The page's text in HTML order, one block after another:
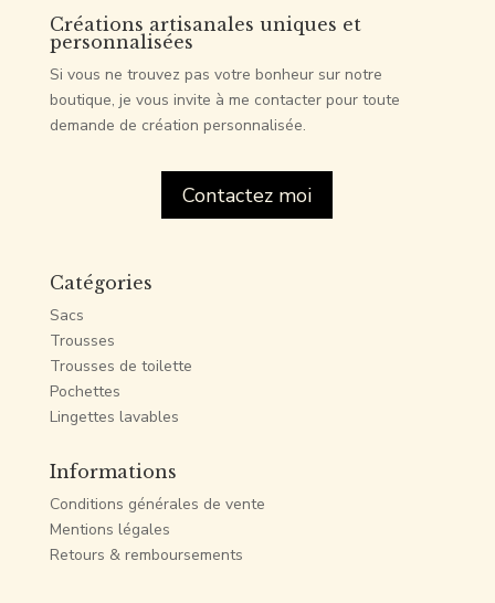
Créations artisanales uniques et
personnalisées
Si vous ne trouvez pas votre bonheur sur notre
boutique, je vous invite à me contacter pour toute
demande de création personnalisée.
Contactez moi
Catégories
Sacs
Trousses
Trousses de toilette
Pochettes
Lingettes lavables
Informations
Conditions générales de vente
Mentions légales
Retours & remboursements